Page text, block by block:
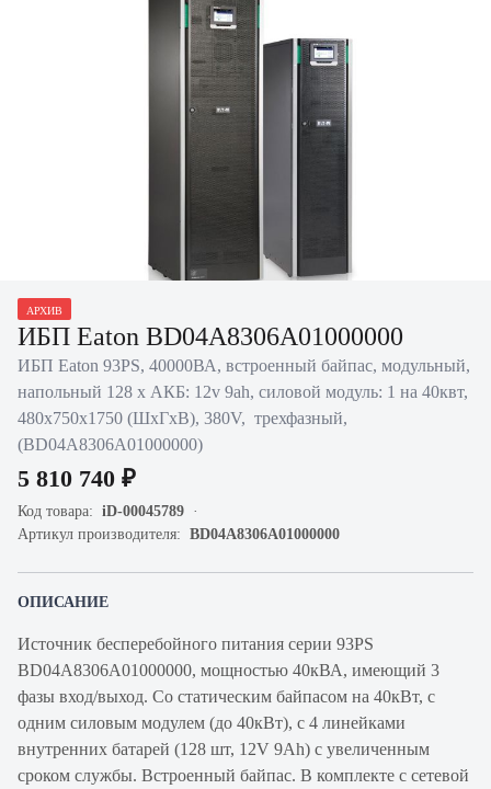
АРХИВ
ИБП Eaton BD04A8306A01000000
ИБП Eaton 93PS, 40000ВА, встроенный байпас, модульный,
напольный 128 х АКБ: 12v 9ah, силовой модуль: 1 на 40квт,
480х750х1750 (ШхГхВ), 380V, трехфазный,
(BD04A8306A01000000)
5 810 740 ₽
Код товара: iD-00045789
Артикул производителя: BD04A8306A01000000
ОПИСАНИЕ
Источник бесперебойного питания серии 93PS
BD04A8306A01000000, мощностью 40кВА, имеющий 3
фазы вход/выход. Со статическим байпасом на 40кВт, с
одним силовым модулем (до 40кВт), с 4 линейками
внутренних батарей (128 шт, 12V 9Ah) с увеличенным
сроком службы. Встроенный байпас. В комплекте с сетевой